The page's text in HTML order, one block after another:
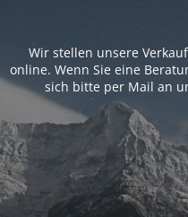
Wir stellen unsere
online. Wenn Sie eine
sich bitte per Mail an